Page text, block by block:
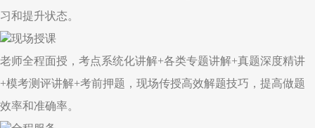
习和提升状态。
现场授课
老师全程面授，考点系统化讲解+各类专题讲解+真题深度精讲
+模考测评讲解+考前押题，现场传授高效解题技巧，提高做题
效率和准确率。